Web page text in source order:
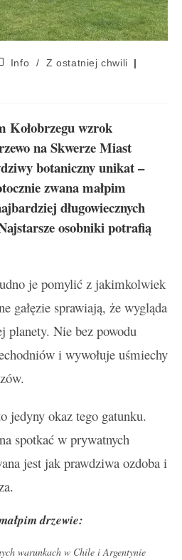
Info /
Z ostatniej chwili
Kołobrzegu wzrok
na Skwerze Miast
botaniczny unikat –
zwana małpim
długowiecznych
osobniki potrafią
je pomylić z jakimkolwiek
gałęzie sprawiają, że wygląda
planety. Nie bez powodu
i wywołuje uśmiechy
jedyny okaz tego gatunku.
spotkać w prywatnych
jest jak prawdziwa ozdoba i
drzewie:
warunkach w Chile i Argentynie